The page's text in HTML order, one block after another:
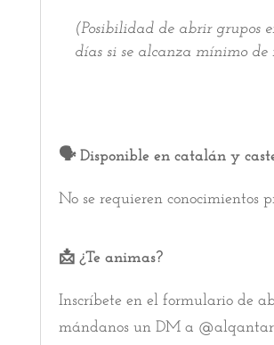
(Posibilidad de abrir grupos
días si se alcanza mínimo de
🗣 Disponible en catalán y
No se requieren conocimientos
📩 ¿Te animas?
Inscríbete en el formulario de
mándanos un DM a